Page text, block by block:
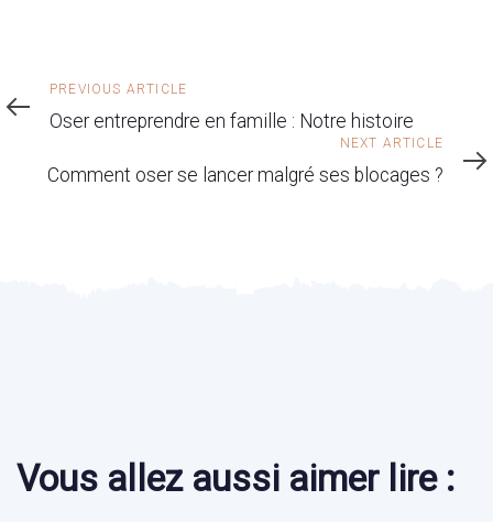
Previous
Article
PREVIOUS ARTICLE
Oser entreprendre en famille : Notre histoire
Article
NEXT ARTICLE
Comment oser se lancer malgré ses blocages ?
Vous allez aussi aimer lire :